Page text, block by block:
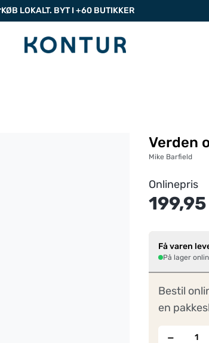
KØB LOKALT. BYT I +60 BUTIKKER
Verden
Mike Barfield
Onlinepris
199,95
Få varen
På lager
Bestil
en
−